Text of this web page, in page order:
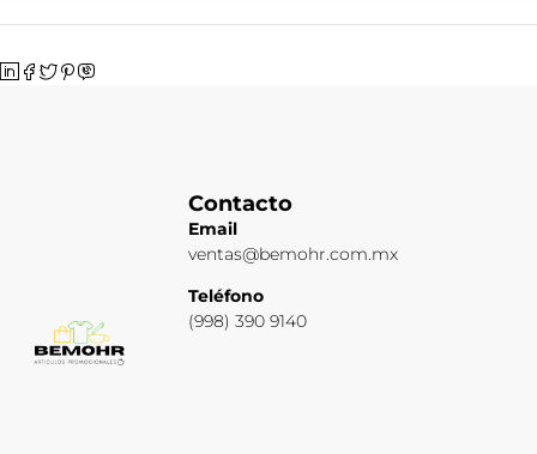
Contacto
Email
ventas@bemohr.com.mx
Teléfono
(998) 390 9140